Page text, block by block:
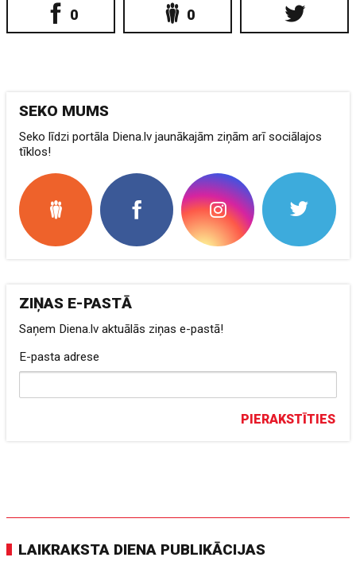
0 0
SEKO MUMS
Seko līdzi portāla Diena.lv jaunākajām ziņām arī sociālajos
tīklos!
ZIŅAS E-PASTĀ
Saņem Diena.lv aktuālās ziņas e-pastā!
E-pasta adrese
PIERAKSTĪTIES
LAIKRAKSTA DIENA PUBLIKĀCIJAS